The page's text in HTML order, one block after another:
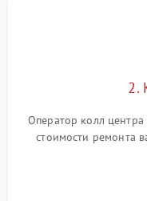
2.
Оператор колл центра
стоимости ремонта